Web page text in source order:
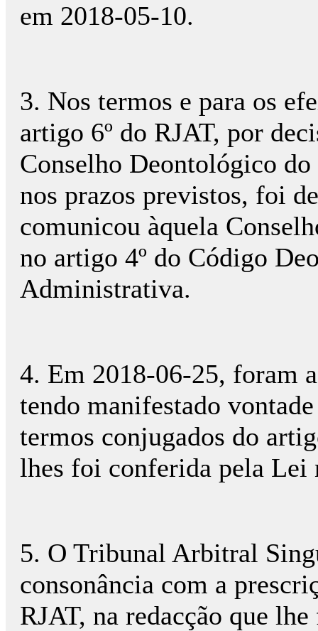
em 2018-05-10.
3. Nos termos e para os
artigo 6º do RJAT, por
Conselho Deontológico
nos prazos previstos, foi
comunicou àquela
no artigo 4º do Código
Administrativa.
4. Em 2018-06-25, foram
tendo manifestado
termos conjugados do
lhes foi conferida pela Lei
5. O Tribunal Arbitral
consonância com a
RJAT, na redacção que